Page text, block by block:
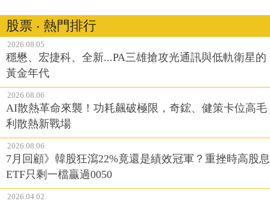
股票 ‧ 熱門排行
2026.08.05
穩懋、宏捷科、全新...PA三雄搶攻光通訊與低軌衛星的
黃金年代
2026.08.06
AI散熱革命來襲！功耗飆破極限，奇鋐、健策卡位高毛
利散熱新戰場
2026.08.06
7月回顧》韓股狂瀉22%竟還是績效冠軍？重挫時高股息
ETF只剩一檔贏過0050
2026.04.02